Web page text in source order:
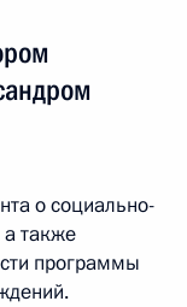
о социально-
а также
программы